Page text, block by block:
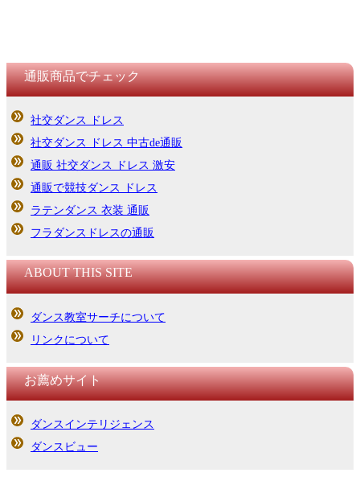
通販商品でチェック
社交ダンス ドレス
社交ダンス ドレス 中古de通販
通販 社交ダンス ドレス 激安
通販で競技ダンス ドレス
ラテンダンス 衣装 通販
フラダンスドレスの通販
ABOUT THIS SITE
ダンス教室サーチについて
リンクについて
お薦めサイト
ダンスインテリジェンス
ダンスビュー